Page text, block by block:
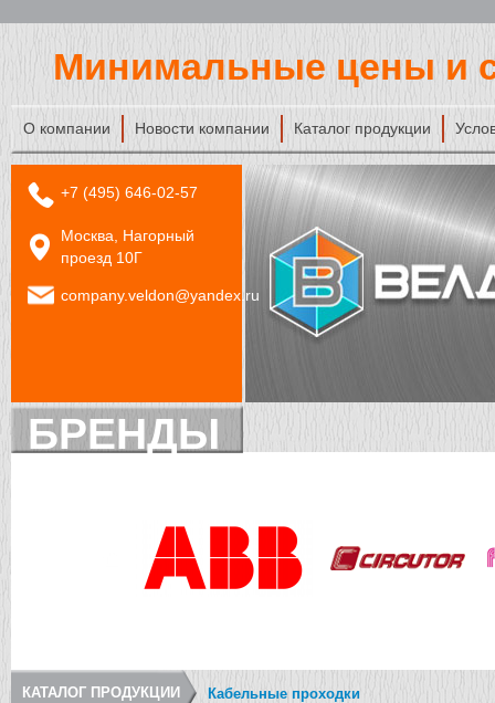
Минимальные цены и
О компании Новости компании Каталог продукции
+7 (495) 646-02-57
Москва, Нагорный
проезд 10Г
company.veldon@yandex.ru
БРЕНДЫ
КАТАЛОГ ПРОДУКЦИИ Кабельные проходки